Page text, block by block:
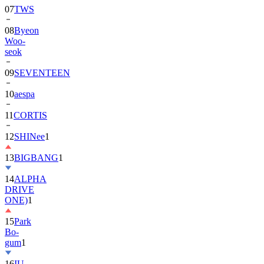
08Byeon
Woo-
seok
09SEVENTEEN
10aespa
11CORTIS
12SHINee1
13BIGBANG
14ALPHA
DRIVE
ONE)1
15Park
Bo-
gum1
16IU